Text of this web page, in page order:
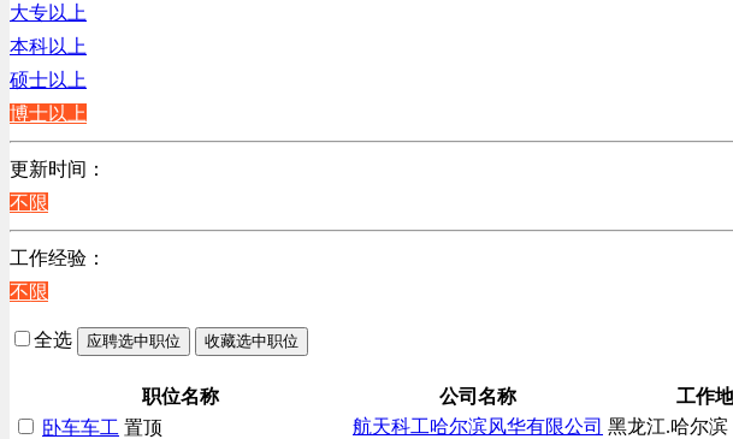
上海
大专以上
本科以上
硕士以上
博士以上
更新时间：
不限
工作经验：
不限
全选 应聘选中职位 收藏选中职位
职位名称
公司名称 工作
卧车车工 置顶 航天科工哈尔滨风华有限公司 黑龙江.哈尔滨